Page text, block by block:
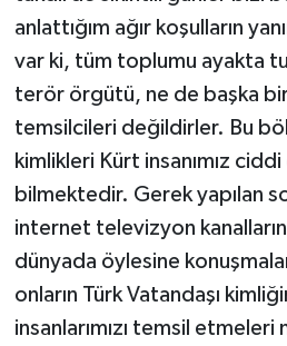
anlattığım ağır koşulların
var ki, tüm toplumu ayakta
terör örgütü, ne de başka
temsilcileri değildirler. Bu
kimlikleri Kürt insanımız
bilmektedir. Gerek yapılan
internet televizyon
dünyada öylesine
onların Türk Vatandaşı
insanlarımızı temsil